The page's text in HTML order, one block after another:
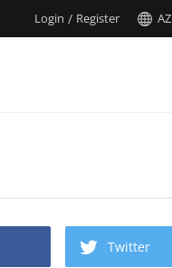
Login / Register AZ
Twitter